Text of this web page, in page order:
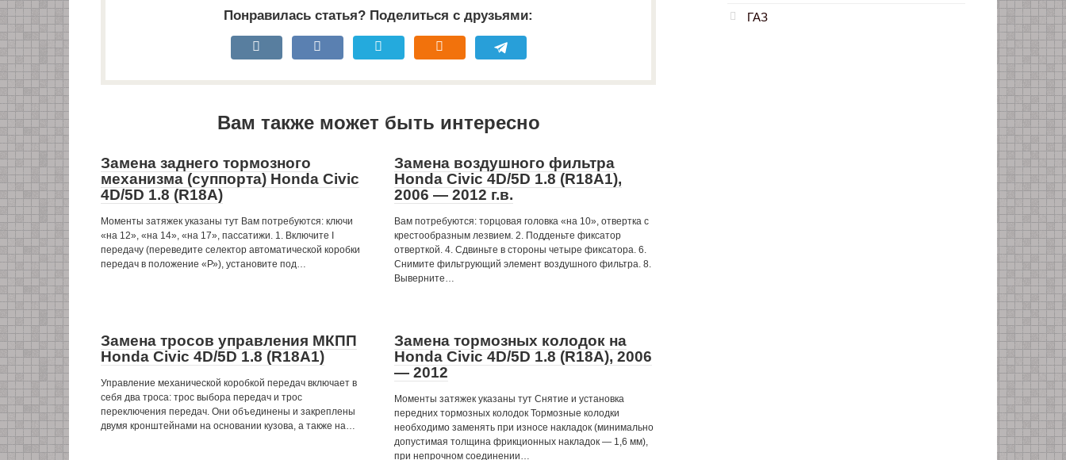
Понравилась статья? Поделиться с друзьями:
Вам также может быть интересно
Замена заднего тормозного
механизма (суппорта) Honda Civic
4D/5D 1.8 (R18A)
Моменты затяжек указаны тут Вам потребуются: ключи
«на 12», «на 14», «на 17», пассатижи. 1. Включите I
передачу (переведите селектор автоматической коробки
передач в положение «Р»), установите под…
Замена воздушного фильтра
Honda Civic 4D/5D 1.8 (R18A1),
2006 — 2012 г.в.
Вам потребуются: торцовая головка «на 10», отвертка с
крестообразным лезвием. 2. Подденьте фиксатор
отверткой. 4. Сдвиньте в стороны четыре фиксатора. 6.
Снимите фильтрующий элемент воздушного фильтра. 8.
Выверните…
Замена тросов управления МКПП
Honda Civic 4D/5D 1.8 (R18A1)
Управление механической коробкой передач включает в
себя два троса: трос выбора передач и трос
переключения передач. Они объединены и закреплены
двумя кронштейнами на основании кузова, а также на…
Замена тормозных колодок на
Honda Civic 4D/5D 1.8 (R18A), 2006
— 2012
Моменты затяжек указаны тут Снятие и установка
передних тормозных колодок Тормозные колодки
необходимо заменять при износе накладок (минимально
допустимая толщина фрикционных накладок — 1,6 мм),
при непрочном соединении…
ГАЗ